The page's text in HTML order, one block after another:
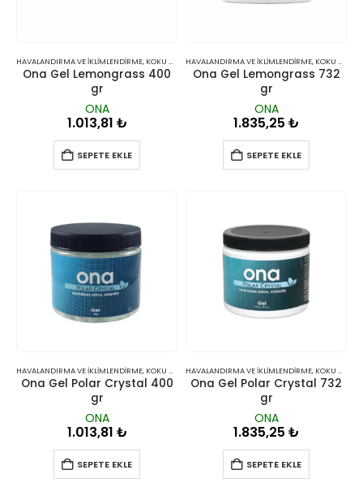
HAVALANDIRMA VE İKLIMLENDIRME, KOKU GIDERICILER
Ona Gel Lemongrass 400
gr
ONA
1.013,81 ₺
SEPETE EKLE
HAVALANDIRMA VE İKLIMLENDIRME, KOKU GIDERICILER
Ona Gel Lemongrass 732
gr
ONA
1.835,25 ₺
SEPETE EKLE
HAVALANDIRMA VE İKLIMLENDIRME, KOKU GIDERICILER
Ona Gel Polar Crystal 400
gr
ONA
1.013,81 ₺
SEPETE EKLE
HAVALANDIRMA VE İKLIMLENDIRME, KOKU GIDERICILER
Ona Gel Polar Crystal 732
gr
ONA
1.835,25 ₺
SEPETE EKLE